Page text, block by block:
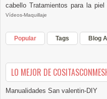
cabello Tratamientos para la piel
Vídeos-Maquillaje
Popular Tags Blog
LO MEJOR DE
Manualidades San valentin-DIY